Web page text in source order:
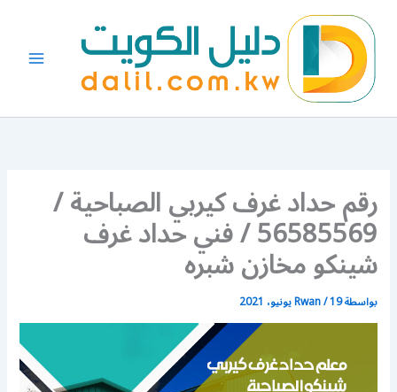
المحتوى
رقم حداد غرف كيربي الصباحية /
56585569 / فني حداد غرف
شينكو مخازن شبره
بواسطة Rwan/19 يونيو، 2021